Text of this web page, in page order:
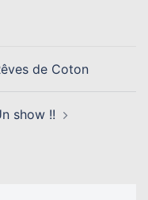
de Coton
show !!